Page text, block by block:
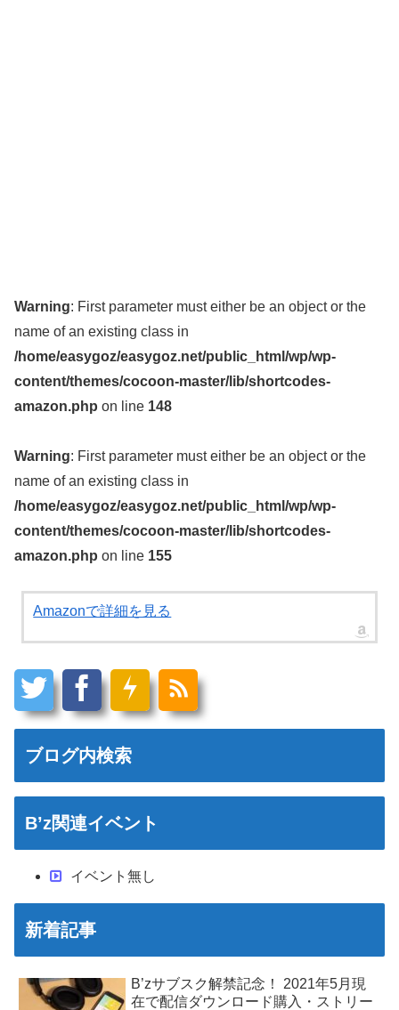
Warning: First parameter must either be an object or the
name of an existing class in
/home/easygoz/easygoz.net/public_html/wp/wp-
content/themes/cocoon-master/lib/shortcodes-
amazon.php on line 148
Warning: First parameter must either be an object or the
name of an existing class in
/home/easygoz/easygoz.net/public_html/wp/wp-
content/themes/cocoon-master/lib/shortcodes-
amazon.php on line 155
Amazonで詳細を見る
ブログ内検索
B’z関連イベント
イベント無し
新着記事
B’zサブスク解禁記念！ 2021年5月現
在で配信ダウンロード購入・ストリー